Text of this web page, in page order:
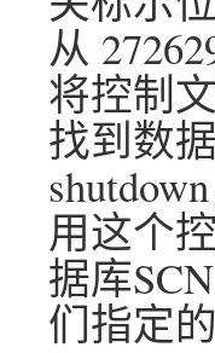
从
将控制
找到数
用这个
据库
们指定的